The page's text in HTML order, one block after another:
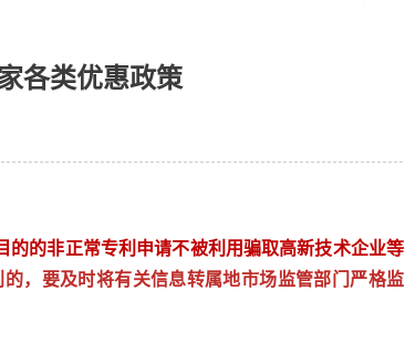
各类优惠政策
的的非正常专利申请不被利用骗取高新技术企业等
，要及时将有关信息转属地市场监管部门严格监